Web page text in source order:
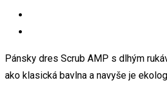
Pánsky dres Scrub AMP s dlhým
ako klasická bavlna a navyše je